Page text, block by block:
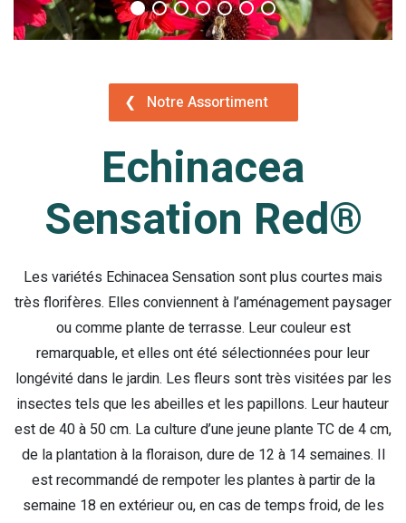
❮ Notre Assortiment
Echinacea
Sensation Red®
Les variétés Echinacea Sensation sont plus courtes mais
très florifères. Elles conviennent à l’aménagement paysager
ou comme plante de terrasse. Leur couleur est
remarquable, et elles ont été sélectionnées pour leur
longévité dans le jardin. Les fleurs sont très visitées par les
insectes tels que les abeilles et les papillons. Leur hauteur
est de 40 à 50 cm. La culture d’une jeune plante TC de 4 cm,
de la plantation à la floraison, dure de 12 à 14 semaines. Il
est recommandé de rempoter les plantes à partir de la
semaine 18 en extérieur ou, en cas de temps froid, de les